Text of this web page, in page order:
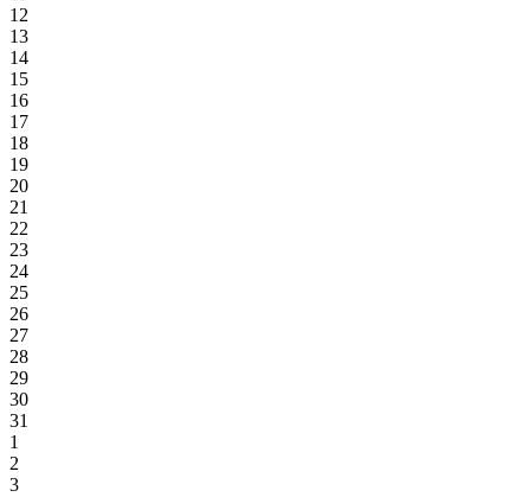
12
13
14
15
16
17
18
19
20
21
22
23
24
25
26
27
28
29
30
31
1
2
3